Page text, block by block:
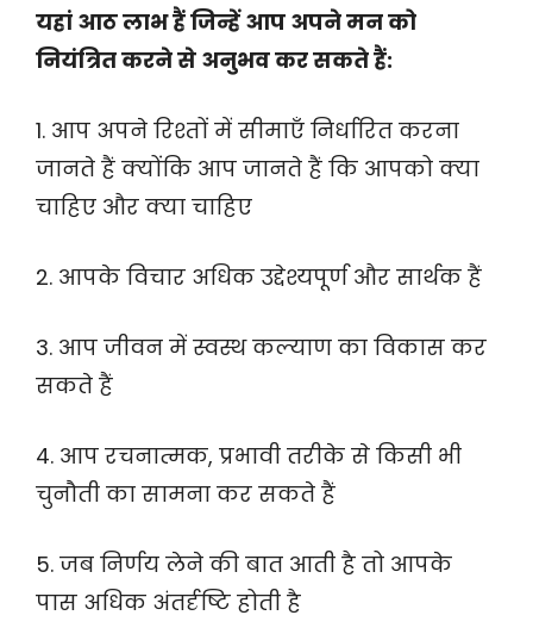
यहां आठ लाभ हैं जिन्हें आप अपने मन को
नियंत्रित करने से अनुभव कर सकते हैं:
1. आप अपने रिश्तों में सीमाएँ निर्धारित करना
जानते हैं क्योंकि आप जानते हैं कि आपको क्या
चाहिए और क्या चाहिए
2. आपके विचार अधिक उद्देश्यपूर्ण और सार्थक हैं
3. आप जीवन में स्वस्थ कल्याण का विकास कर
सकते हैं
4. आप रचनात्मक, प्रभावी तरीके से किसी भी
चुनौती का सामना कर सकते हैं
5. जब निर्णय लेने की बात आती है तो आपके
पास अधिक अंतर्दृष्टि होती है